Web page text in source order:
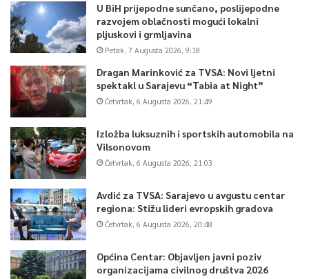
U BiH prijepodne sunčano, poslijepodne
razvojem oblačnosti mogući lokalni
pljuskovi i grmljavina
Petak, 7 Augusta 2026, 9:18
Dragan Marinković za TVSA: Novi ljetni
spektakl u Sarajevu “Tabia at Night”
Četvrtak, 6 Augusta 2026, 21:49
Izložba luksuznih i sportskih automobila na
Vilsonovom
Četvrtak, 6 Augusta 2026, 21:03
Avdić za TVSA: Sarajevo u avgustu centar
regiona: Stižu lideri evropskih gradova
Četvrtak, 6 Augusta 2026, 20:48
Općina Centar: Objavljen javni poziv
organizacijama civilnog društva 2026